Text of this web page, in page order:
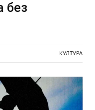
без
КУЛТУРА